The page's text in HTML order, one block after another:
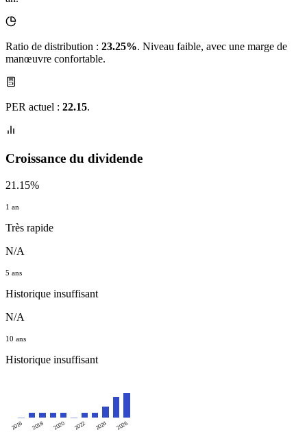
Ratio de distribution : 23.25%. Niveau faible, avec une marge de
manœuvre confortable.
PER actuel : 22.15.
Croissance du dividende
21.15%
1 an
Très rapide
N/A
5 ans
Historique insuffisant
N/A
10 ans
Historique insuffisant
2016 2018 2020 2022 2024 2026